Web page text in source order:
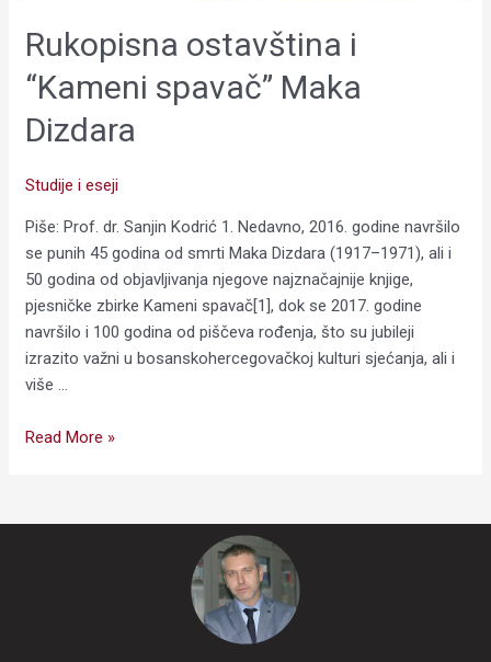
Rukopisna ostavština i
“Kameni spavač” Maka
Dizdara
Studije i eseji
Piše: Prof. dr. Sanjin Kodrić 1. Nedavno, 2016. godine navršilo
se punih 45 godina od smrti Maka Dizdara (1917–1971), ali i
50 godina od objavljivanja njegove najznačajnije knjige,
pjesničke zbirke Kameni spavač[1], dok se 2017. godine
navršilo i 100 godina od piščeva rođenja, što su jubileji
izrazito važni u bosanskohercegovačkoj kulturi sjećanja, ali i
više …
Read More »